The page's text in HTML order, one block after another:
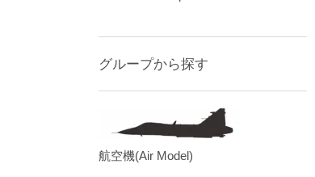
グループから探す
航空機(Air Model)